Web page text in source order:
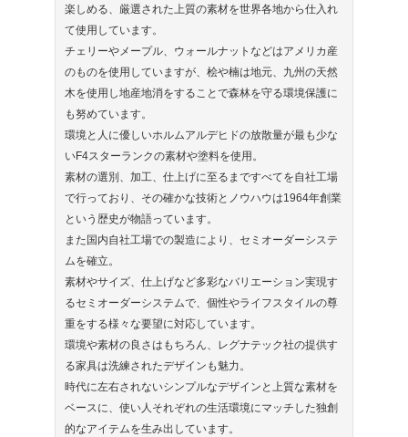
楽しめる、厳選された上質の素材を世界各地から仕入れ
て使用しています。
チェリーやメープル、ウォールナットなどはアメリカ産
のものを使用していますが、桧や楠は地元、九州の天然
木を使用し地産地消をすることで森林を守る環境保護に
も努めています。
環境と人に優しいホルムアルデヒドの放散量が最も少な
いF4スターランクの素材や塗料を使用。
素材の選別、加工、仕上げに至るまですべてを自社工場
で行っており、その確かな技術とノウハウは1964年創業
という歴史が物語っています。
また国内自社工場での製造により、セミオーダーシステ
ムを確立。
素材やサイズ、仕上げなど多彩なバリエーション実現す
るセミオーダーシステムで、個性やライフスタイルの尊
重をする様々な要望に対応しています。
環境や素材の良さはもちろん、レグナテック社の提供す
る家具は洗練されたデザインも魅力。
時代に左右されないシンプルなデザインと上質な素材を
ベースに、使い人それぞれの生活環境にマッチした独創
的なアイテムを生み出しています。